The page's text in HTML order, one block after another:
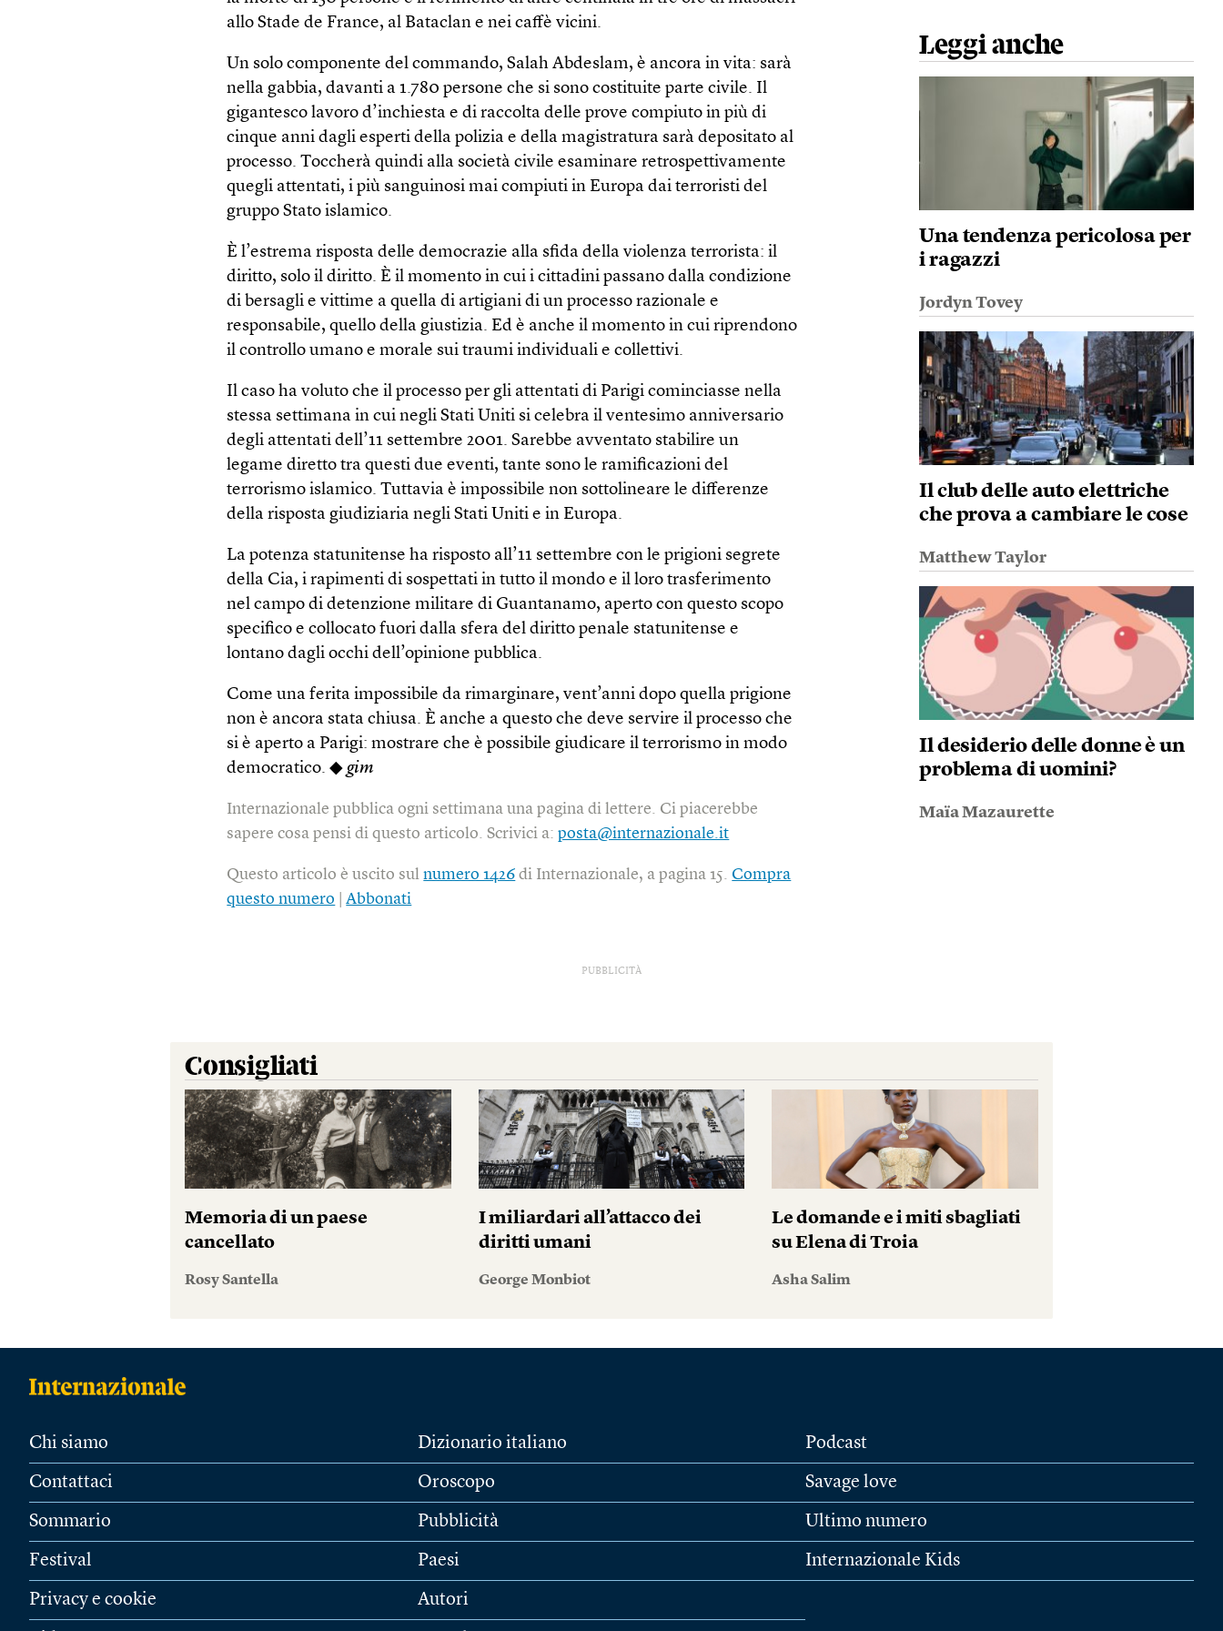
allo Stade de France, al Bataclan e nei caffè vicini.
Un solo componente del commando, Salah Abdeslam, è ancora in vita: sarà
nella gabbia, davanti a 1.780 persone che si sono costituite parte civile. Il
gigantesco lavoro d’inchiesta e di raccolta delle prove compiuto in più di
cinque anni dagli esperti della polizia e della magistratura sarà depositato al
processo. Toccherà quindi alla società civile esaminare retrospettivamente
quegli attentati, i più sanguinosi mai compiuti in Europa dai terroristi del
gruppo Stato islamico.
È l’estrema risposta delle democrazie alla sfida della violenza terrorista: il
diritto, solo il diritto. È il momento in cui i cittadini passano dalla condizione
di bersagli e vittime a quella di artigiani di un processo razionale e
responsabile, quello della giustizia. Ed è anche il momento in cui riprendono
il controllo umano e morale sui traumi individuali e collettivi.
Il caso ha voluto che il processo per gli attentati di Parigi cominciasse nella
stessa settimana in cui negli Stati Uniti si celebra il ventesimo anniversario
degli attentati dell’11 settembre 2001. Sarebbe avventato stabilire un
legame diretto tra questi due eventi, tante sono le ramificazioni del
terrorismo islamico. Tuttavia è impossibile non sottolineare le differenze
della risposta giudiziaria negli Stati Uniti e in Europa.
La potenza statunitense ha risposto all’11 settembre con le prigioni segrete
della Cia, i rapimenti di sospettati in tutto il mondo e il loro trasferimento
nel campo di detenzione militare di Guantanamo, aperto con questo scopo
specifico e collocato fuori dalla sfera del diritto penale statunitense e
lontano dagli occhi dell’opinione pubblica.
Come una ferita impossibile da rimarginare, vent’anni dopo quella prigione
non è ancora stata chiusa. È anche a questo che deve servire il processo che
si è aperto a Parigi: mostrare che è possibile giudicare il terrorismo in modo
democratico. ◆gim
Internazionale pubblica ogni settimana una pagina di lettere. Ci piacerebbe
sapere cosa pensi di questo articolo. Scrivici a:posta@internazionale.it
Questo articolo è uscito sulnumero 1426 di Internazionale, a pagina 15.Compra
questo numero |Abbonati
Leggi anche
Una tendenza pericolosa per
i ragazzi
Jordyn Tovey
Il club delle auto elettriche
che prova a cambiare le cose
Matthew Taylor
Il desiderio delle donne è un
problema di uomini?
Maïa Mazaurette
PUBBLICITÀ
Consigliati
Memoria di un paese
cancellato
Rosy Santella
I miliardari all’attacco dei
diritti umani
George Monbiot
Le domande e i miti sbagliati
su Elena di Troia
Asha Salim
Chi siamo
Contattaci
Sommario
Festival
Privacy e cookie
Dizionario italiano
Oroscopo
Pubblicità
Paesi
Autori
Podcast
Savage love
Ultimo numero
Internazionale Kids